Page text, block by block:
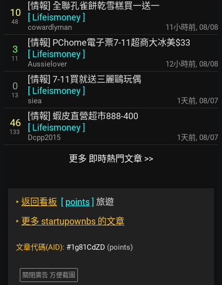
10
48
[情報] 全聯孔雀餅乾雪糕買一送一
[ Lifeismoney]
cowardlyman 11小時前, 08/08
3
11
[情報] PChome電子票7-11超商大冰美$33
[ Lifeismoney]
Aussielover 12小時前, 08/08
0
13
[情報] 7-11買就送三麗鷗玩偶
[ Lifeismoney]
siea 1天前, 08/07
46
133
[情報] 蝦皮直營超市888-400
[ Lifeismoney]
Dcpp2015 1天前, 08/07
更多 即時熱門文章 >>
‣ 返回看板 [ points] 旅遊
‣ 更多 startupownbs 的文章
文章代碼(AID): #1g81CdZD (points)
關閉廣告 方便截圖